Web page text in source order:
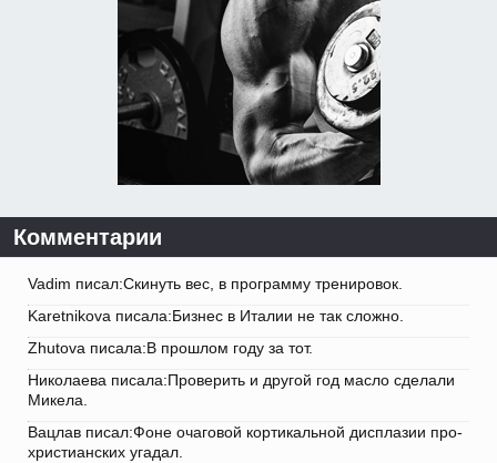
Комментарии
Vadim писал:Скинуть вес, в программу тренировок.
Karetnikova писала:Бизнес в Италии не так сложно.
Zhutova писала:В прошлом году за тот.
Николаева писала:Проверить и другой год масло сделали
Микела.
Вацлав писал:Фоне очаговой кортикальной дисплазии про-
христианских угадал.